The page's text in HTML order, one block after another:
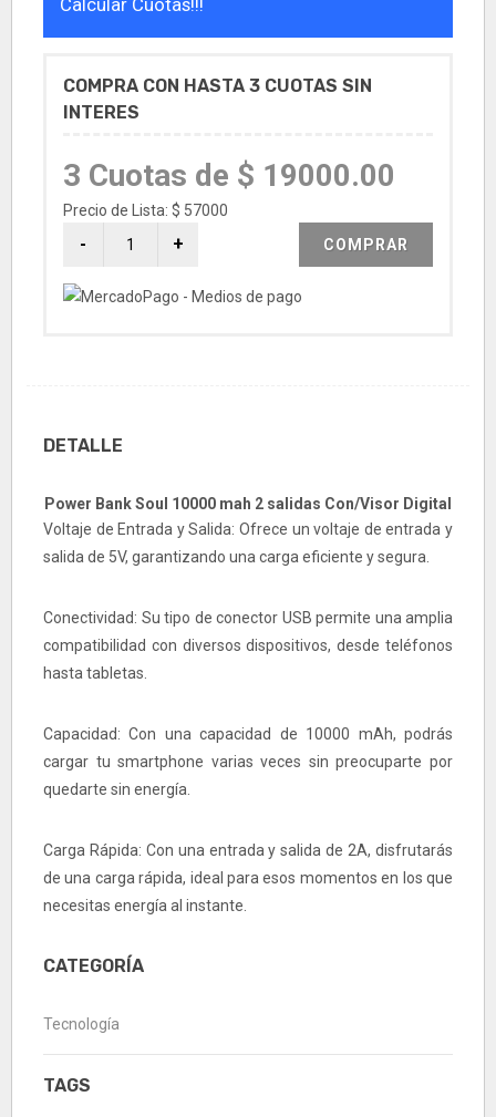
Calcular Cuotas!!!
COMPRA CON HASTA 3 CUOTAS SIN
INTERES
3 Cuotas de $ 19000.00
Precio de Lista: $ 57000
COMPRAR
DETALLE
Power Bank Soul 10000 mah 2 salidas Con/Visor Digital
Voltaje de Entrada y Salida: Ofrece un voltaje de entrada y
salida de 5V, garantizando una carga eficiente y segura.
Conectividad: Su tipo de conector USB permite una amplia
compatibilidad con diversos dispositivos, desde teléfonos
hasta tabletas.
Capacidad: Con una capacidad de 10000 mAh, podrás
cargar tu smartphone varias veces sin preocuparte por
quedarte sin energía.
Carga Rápida: Con una entrada y salida de 2A, disfrutarás
de una carga rápida, ideal para esos momentos en los que
necesitas energía al instante.
CATEGORÍA
Tecnología
TAGS